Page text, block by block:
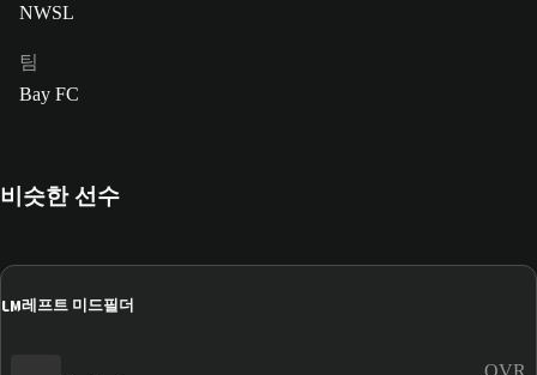
NWSL
팀
Bay FC
비슷한 선수
LM레프트 미드필더
OVR